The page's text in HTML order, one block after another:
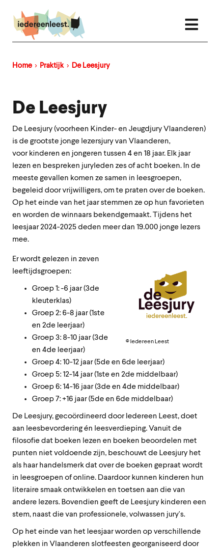
naar
Home Praktijk De Leesjury
De Leesjury
De Leesjury (voorheen Kinder- en Jeugdjury Vlaanderen)
is de grootste jonge lezersjury van Vlaanderen,
voor kinderen en jongeren tussen 4 en 18 jaar. Elk jaar
lezen en bespreken juryleden zes of acht boeken. In de
meeste gevallen komen ze samen in leesgroepen,
begeleid door vrijwilligers, om te praten over de boeken.
Op het einde van het jaar stemmen ze op hun favorieten
en worden de winnaars bekendgemaakt. Tijdens het
leesjaar 2024-2025 deden meer dan 19.000 jonge lezers
mee.
© Iedereen Leest
Er wordt gelezen in zeven
leeftijdsgroepen:
Groep 1: -6 jaar (3de
kleuterklas)
Groep 2: 6-8 jaar (1ste
en 2de leerjaar)
Groep 3: 8-10 jaar (3de
en 4de leerjaar)
Groep 4: 10-12 jaar (5de en 6de leerjaar)
Groep 5: 12-14 jaar (1ste en 2de middelbaar)
Groep 6: 14-16 jaar (3de en 4de middelbaar)
Groep 7: +16 jaar (5de en 6de middelbaar)
De Leesjury, gecoördineerd door Iedereen Leest, doet
aan leesbevordering én leesverdieping. Vanuit de
filosofie dat boeken lezen en boeken beoordelen met
punten niet voldoende zijn, beschouwt de Leesjury het
als haar handelsmerk dat over de boeken gepraat wordt
in leesgroepen of online. Daardoor kunnen kinderen hun
literaire smaak ontwikkelen en toetsen aan die van
andere lezers. Bovendien geeft de Leesjury kinderen een
stem, naast die van professionele, volwassen jury's.
Op het einde van het leesjaar worden op verschillende
plekken in Vlaanderen slotfeesten georganiseerd door